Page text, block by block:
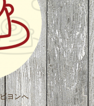
ヨンへ